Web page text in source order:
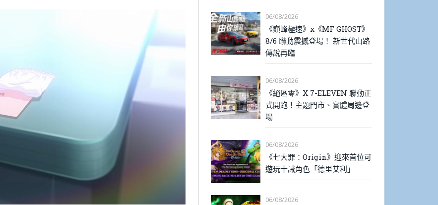
06/08/2026
《巔峰極速》x《MF GHOST》
8/6 聯動震撼登場！ 新世代山路
傳說再臨
06/08/2026
《絕區零》X 7-ELEVEN 聯動正
式開跑！主題門市、實體周邊登
場
06/08/2026
《七大罪：Origin》迎來首位可
遊玩十誡角色「德里艾利」
06/08/2026